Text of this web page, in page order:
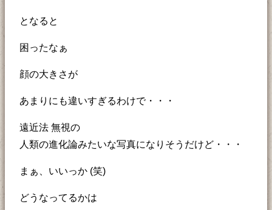
となると
困ったなぁ
顔の大きさが
あまりにも違いすぎるわけで・・・
遠近法 無視の
人類の進化論みたいな写真になりそうだけど・・・
まぁ、いいっか (笑)
どうなってるかは